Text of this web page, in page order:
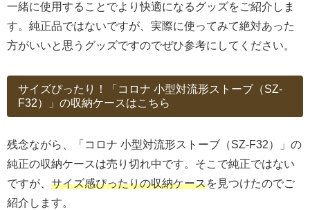
一緒に使用することでより快適になるグッズをご紹介しま
す。純正品ではないですが、実際に使ってみて絶対あった
方がいいと思うグッズですのでぜひ参考にしてください。
サイズぴったり！「コロナ 小型対流形ストーブ（SZ-
F32）」の収納ケースはこちら
残念ながら、「コロナ 小型対流形ストーブ（SZ-F32）」の
純正の収納ケースは売り切れ中です。そこで純正ではない
ですが、 サイズ感ぴったりの収納ケースを見つけたのでご
紹介します。